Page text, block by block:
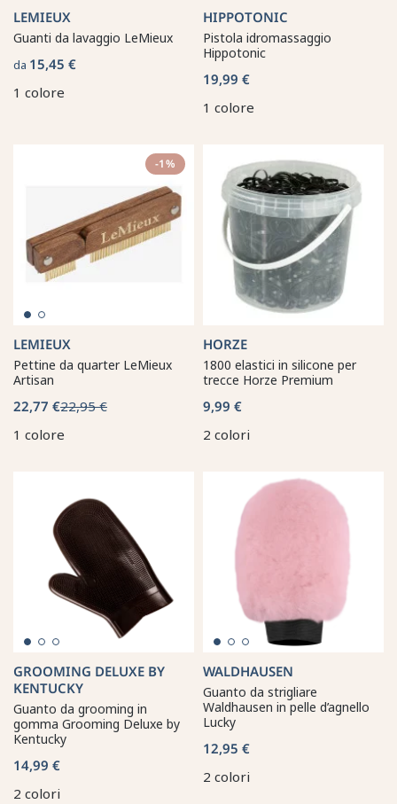
LEMIEUX
Guanti da lavaggio LeMieux
da 15,45 €
1 colore
HIPPOTONIC
Pistola idromassaggio
Hippotonic
19,99 €
1 colore
-1%
LEMIEUX
Pettine da quarter LeMieux
Artisan
22,77 €22,95 €
1 colore
HORZE
1800 elastici in silicone per
trecce Horze Premium
9,99 €
2 colori
GROOMING DELUXE BY
KENTUCKY
Guanto da grooming in
gomma Grooming Deluxe by
Kentucky
14,99 €
2 colori
WALDHAUSEN
Guanto da strigliare
Waldhausen in pelle d’agnello
Lucky
12,95 €
2 colori